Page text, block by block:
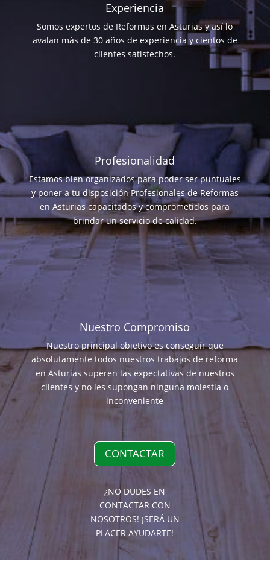
Experiencia
Somos expertos de Reformas en Asturias y así lo
avalan más de 30 años de experiencia y cientos de
clientes satisfechos.
Profesionalidad
Estamos bien organizados para poder ser puntuales
y poner a tu disposición Profesionales de Reformas
en Asturias capacitados y comprometidos para
brindar un servicio de calidad.
Nuestro Compromiso
Nuestro principal objetivo es conseguir que
absolutamente todos nuestros trabajos de reforma
en Asturias superen las expectativas de nuestros
clientes y no les supongan ninguna molestia o
inconveniente
CONTACTAR
¿NO DUDES EN
CONTACTAR CON
NOSOTROS! ¡SERÁ UN
PLACER AYUDARTE!